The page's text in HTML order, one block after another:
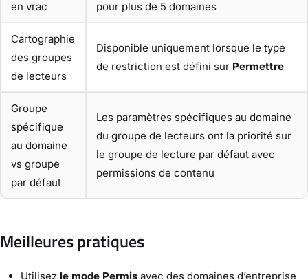
en vrac
pour plus de 5 domaines
Cartographie
des groupes
de lecteurs
Disponible uniquement lorsque le type
de restriction est défini sur Permettre
Groupe
spécifique
au domaine
vs groupe
par défaut
Les paramètres spécifiques au domaine
du groupe de lecteurs ont la priorité sur
le groupe de lecture par défaut avec
permissions de contenu
Meilleures pratiques
Utilisez le mode Permis avec des domaines d’entreprise